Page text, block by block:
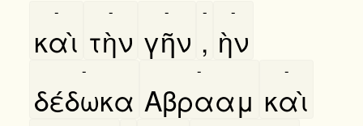
καὶ
-
τὴν
-
γῆν
-
,
-
ὴν
-
δέδωκα
-
Αβρααμ
-
καὶ
-